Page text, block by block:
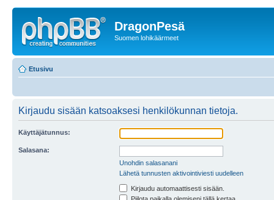
DragonPesä
Suomen lohikäärmeet
Etusivu
Kirjaudu sisään katsoaksesi henkilökunnan tietoja.
Käyttäjätunnus:
Salasana:
Unohdin salasanani
Lähetä tunnusten aktivointiviesti uudelleen
Kirjaudu automaattisesti sisään.
Piilota paikalla olemiseni tällä kertaa